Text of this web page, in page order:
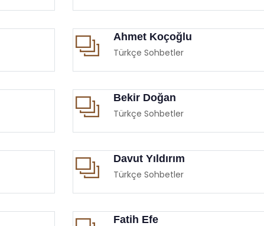
Ahmet Koçoğlu
Türkçe Sohbetler
Bekir Doğan
Türkçe Sohbetler
Davut Yıldırım
Türkçe Sohbetler
Fatih Efe